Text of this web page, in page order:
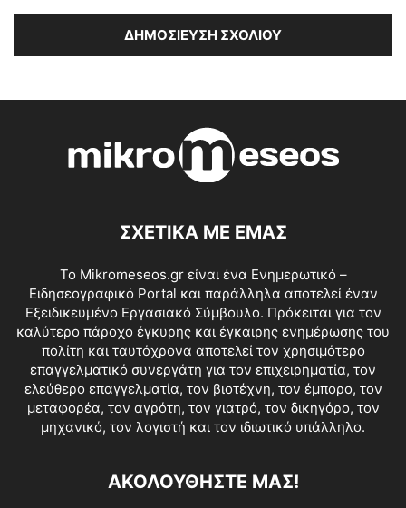
ΣΧΕΤΙΚΑ ΜΕ ΕΜΑΣ
Το Mikromeseos.gr είναι ένα Ενημερωτικό –
Ειδησεογραφικό Portal και παράλληλα αποτελεί έναν
Εξειδικευμένο Εργασιακό Σύμβουλο. Πρόκειται για τον
καλύτερο πάροχο έγκυρης και έγκαιρης ενημέρωσης του
πολίτη και ταυτόχρονα αποτελεί τον χρησιμότερο
επαγγελματικό συνεργάτη για τον επιχειρηματία, τον
ελεύθερο επαγγελματία, τον βιοτέχνη, τον έμπορο, τον
μεταφορέα, τον αγρότη, τον γιατρό, τον δικηγόρο, τον
μηχανικό, τον λογιστή και τον ιδιωτικό υπάλληλο.
ΑΚΟΛΟΥΘΗΣΤΕ ΜΑΣ!